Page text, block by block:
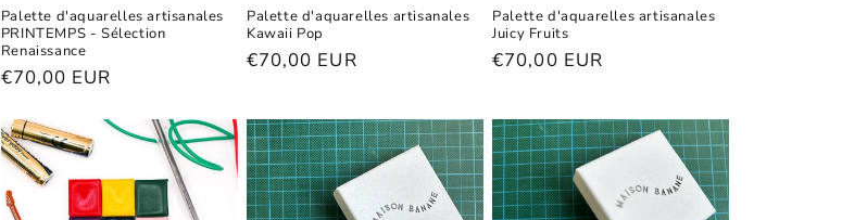
Palette d'aquarelles artisanales
PRINTEMPS - Sélection
Renaissance
Prix
€70,00 EUR
Palette d'aquarelles artisanales
Kawaii Pop
Prix
€70,00 EUR
Palette d'aquarelles artisanales
Juicy Fruits
Prix
€70,00 EUR